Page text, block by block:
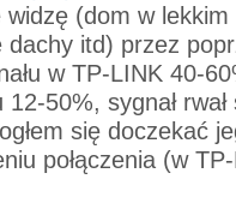
(dom w
dachy itd) przez
w TP-LINK 40-
12-50%, sygnał
się doczekać
połączenia (w